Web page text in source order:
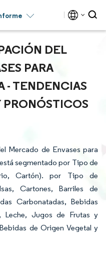
DEL
PARA
- TENDENCIAS
Mercado de Envases para
segmentado por Tipo de
Cartón). por Tipo de
Cartones, Barriles de
Carbonatadas, Bebidas
Leche, Jugos de Frutas y
de Origen Vegetal y